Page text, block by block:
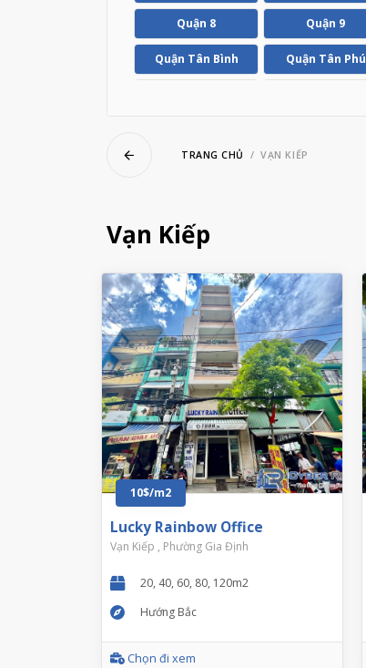
Quận 8 Quận 9
Quận Tân Bình Quận Tân Phú
TRANG CHỦ VẠN KIẾP
Vạn Kiếp
10$/m2
Lucky Rainbow Office
Vạn Kiếp , Phường Gia Định
20, 40, 60, 80, 120m2
Hướng Bắc
Chọn đi xem